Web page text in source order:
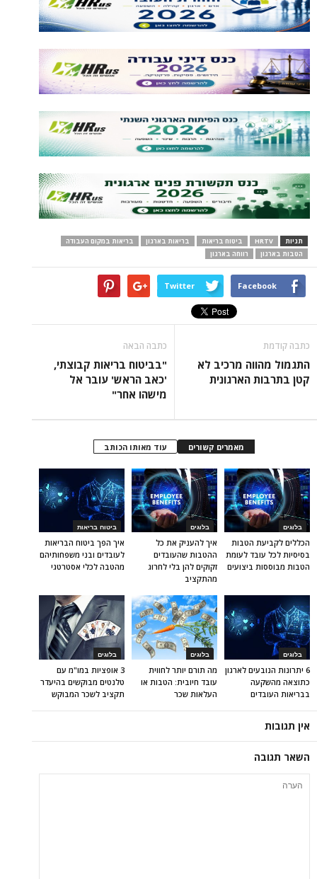
תגיות HRTV ביטוח בריאות בריאות בארגון
בריאות במקום העבודה
הטבות בארגון
רווחה בארגון
Facebook
Twitter
כתבה קודמת
התגמול מהווה מרכיב לא
קטן בתרבות הארגונית
כתבה הבאה
"בביטוח בריאות קבוצתי,
'כאב הראש' עובר אל
מישהו אחר"
מאמרים קשורים עוד מאותו הכותב
ביטוח בריאות
איך הפך ביטוח הבריאות
לעובדים ובני משפחותיהם
מהטבה לכלי אסטרטגי
בלוגים
איך להעניק את כל
ההטבות שהעובדים
זקוקים להן בלי לחרוג
מהתקציב
בלוגים
הכללים לקביעת הטבות
בסיסיות לכל עובד לעומת
הטבות מבוססות ביצועים
בלוגים
3 אופציות במו"מ עם
טלנטים מבוקשים בהיעדר
תקציב לשכר המבוקש
בלוגים
מה תורם יותר לחווית
עובד חיובית: הטבות או
העלאות שכר
בלוגים
6 יתרונות הנובעים לארגון
כתוצאה מהשקעה
בבריאות העובדים
אין תגובות
השאר תגובה